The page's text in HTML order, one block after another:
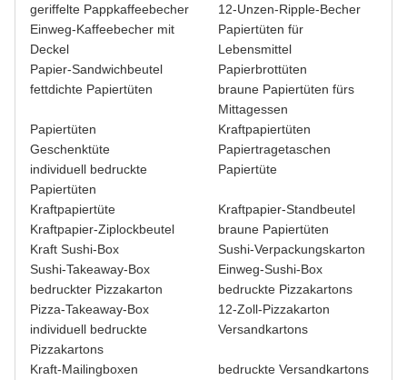
geriffelte Pappkaffeebecher
12-Unzen-Ripple-Becher
Einweg-Kaffeebecher mit
Deckel
Papiertüten für
Lebensmittel
Papier-Sandwichbeutel
Papierbrottüten
fettdichte Papiertüten
braune Papiertüten fürs
Mittagessen
Papiertüten
Kraftpapiertüten
Geschenktüte
Papiertragetaschen
individuell bedruckte
Papiertüten
Papiertüte
Kraftpapiertüte
Kraftpapier-Standbeutel
Kraftpapier-Ziplockbeutel
braune Papiertüten
Kraft Sushi-Box
Sushi-Verpackungskarton
Sushi-Takeaway-Box
Einweg-Sushi-Box
bedruckter Pizzakarton
bedruckte Pizzakartons
Pizza-Takeaway-Box
12-Zoll-Pizzakarton
individuell bedruckte
Pizzakartons
Versandkartons
Kraft-Mailingboxen
bedruckte Versandkartons